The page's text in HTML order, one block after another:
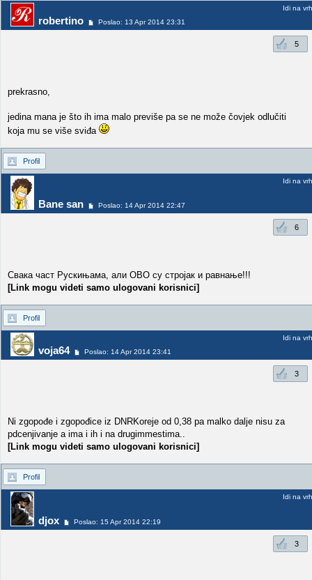
robertino Poslao: 13 Apr 2014 23:31
Idi na vrh
5
prekrasno,
jedina mana je što ih ima malo previše pa se ne može čovjek odlučiti
koja mu se više sviđa
Profil
Bane san Poslao: 14 Apr 2014 22:47
Idi na vrh
6
Свака част Рускињама, али ОВО су стројак и равнање!!!
[Link mogu videti samo ulogovani korisnici]
Profil
voja64 Poslao: 14 Apr 2014 23:41
Idi na vrh
3
Ni zgopođe i zgopođice iz DNRKoreje od 0,38 pa malko dalje nisu za
pdcenjivanje a ima i ih i na drugimmestima..
[Link mogu videti samo ulogovani korisnici]
Profil
djox Poslao: 15 Apr 2014 22:19
Idi na vrh
3